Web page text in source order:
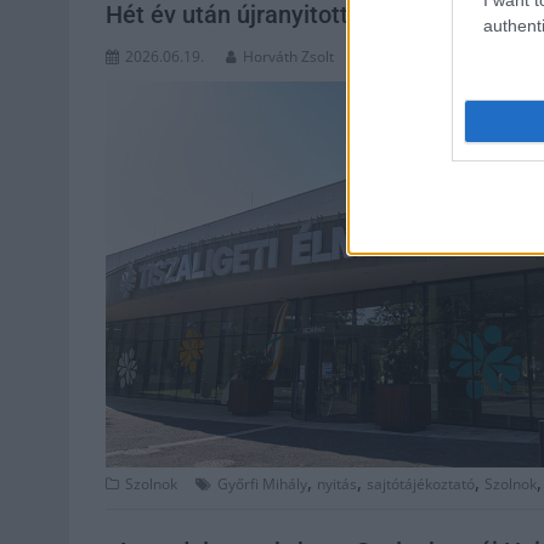
Hét év után újranyitott Szolnok fürdője
2026.06.19. Horváth Zsolt
Szolnok Győrfi Mihály, nyitás, sajtótájékoztató, Szolnok,